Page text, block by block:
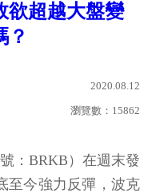
欲超越大盤變
？
2020.08.12
瀏覽數： 15862
：BRKB）在週末發
至今強力反彈，波克